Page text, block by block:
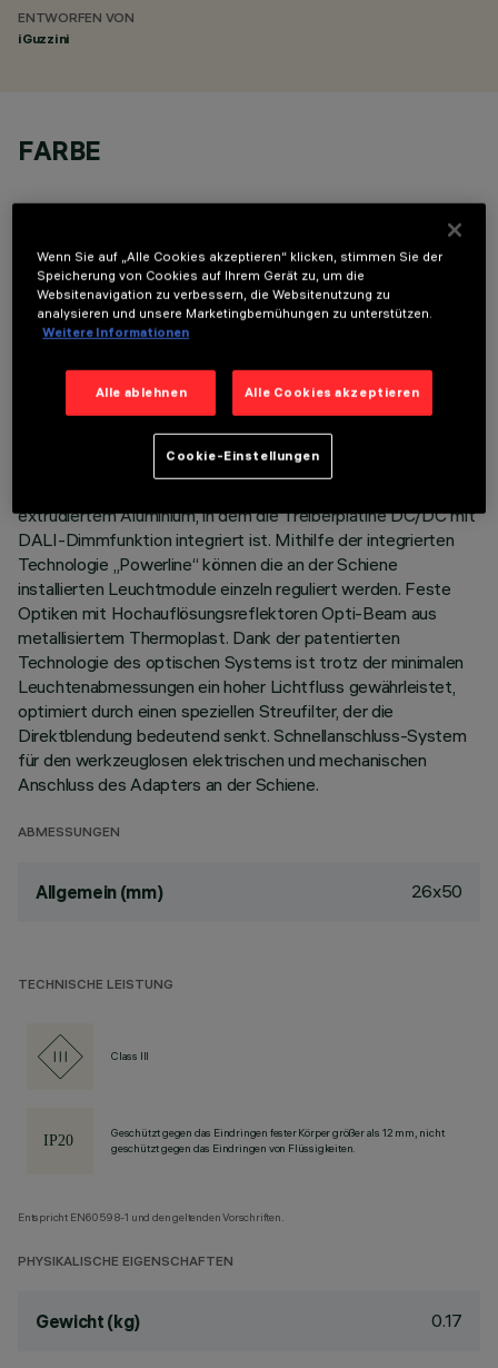
ENTWORFEN VON
iGuzzini
FARBE
TECHNISCHE DATEN
LETZTES UPDATE: 03.08.2026
BESCHREIBUNG
Lineares Modul starr für 5 optische Elementen, komplett mit
Adapter für Einbau an Niedervolt-Schienensystem 48V
extrudiertem Aluminium, in dem die Treiberplatine DC/DC mit
DALI-Dimmfunktion integriert ist. Mithilfe der integrierten
Technologie „Powerline“ können die an der Schiene
installierten Leuchtmodule einzeln reguliert werden. Feste
Optiken mit Hochauflösungsreflektoren Opti-Beam aus
metallisiertem Thermoplast. Dank der patentierten
Technologie des optischen Systems ist trotz der minimalen
Leuchtenabmessungen ein hoher Lichtfluss gewährleistet,
optimiert durch einen speziellen Streufilter, der die
Direktblendung bedeutend senkt. Schnellanschluss-System
für den werkzeuglosen elektrischen und mechanischen
Anschluss des Adapters an der Schiene.
ABMESSUNGEN
Allgemein (mm) 26x50
TECHNISCHE LEISTUNG
Class III
Geschützt gegen das Eindringen fester Körper größer als 12 mm, nicht
geschützt gegen das Eindringen von Flüssigkeiten.
Entspricht EN60598-1 und den geltenden Vorschriften.
PHYSIKALISCHE EIGENSCHAFTEN
Gewicht (kg) 0.17
Wenn Sie auf „Alle Cookies akzeptieren“ klicken, stimmen Sie der
Speicherung von Cookies auf Ihrem Gerät zu, um die
Websitenavigation zu verbessern, die Websitenutzung zu
analysieren und unsere Marketingbemühungen zu unterstützen.
Weitere Informationen
Alle ablehnen Alle Cookies akzeptieren
Cookie-Einstellungen